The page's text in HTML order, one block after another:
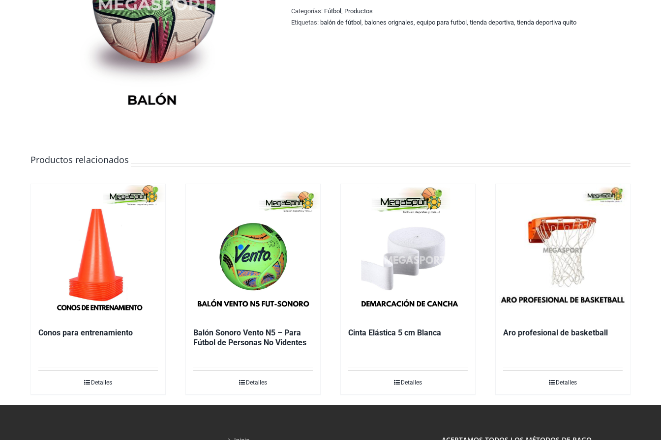
Categorías: Fútbol , Productos
Etiquetas: balón de fútbol , balones orignales, equipo para futbol , tienda deportiva, tienda deportiva quito
Productos relacionados
Conos para entrenamiento
Detalles
Balón Sonoro Vento N5 – Para
Fútbol de Personas No Videntes
Detalles
Cinta Elástica 5 cm Blanca
Detalles
Aro profesional de basketball
Detalles